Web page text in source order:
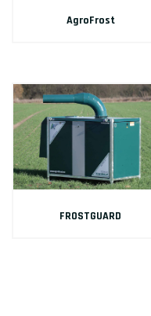
AgroFrost
FROSTGUARD